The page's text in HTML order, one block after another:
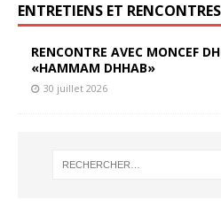
ENTRETIENS ET RENCONTRES
RENCONTRE AVEC MONCEF
«HAMMAM DHHAB»
30 juillet 2026